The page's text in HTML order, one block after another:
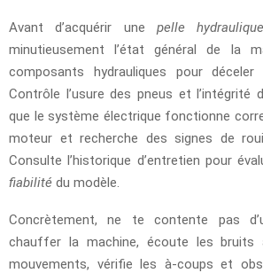
Avant d’acquérir une pelle
minutieusement l’état général de la
composants hydrauliques pour déceler
Contrôle l’usure des pneus et l’intégrité
que le système électrique fonctionne
moteur et recherche des signes de
Consulte l’historique d’entretien pour
fiabilité du modèle.
Concrètement, ne te contente pas
chauffer la machine, écoute les bruits
mouvements, vérifie les à-coups et